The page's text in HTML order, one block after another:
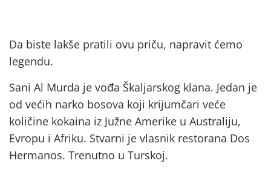
Da biste lakše pratili ovu priču, napravit ćemo
legendu.
Sani Al Murda je vođa Škaljarskog klana. Jedan je
od većih narko bosova koji krijumčari veće
količine kokaina iz Južne Amerike u Australiju,
Evropu i Afriku. Stvarni je vlasnik restorana Dos
Hermanos. Trenutno u Turskoj.